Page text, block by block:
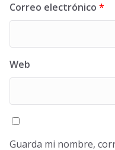
Correo electrónico *
Web
Guarda mi nombre,